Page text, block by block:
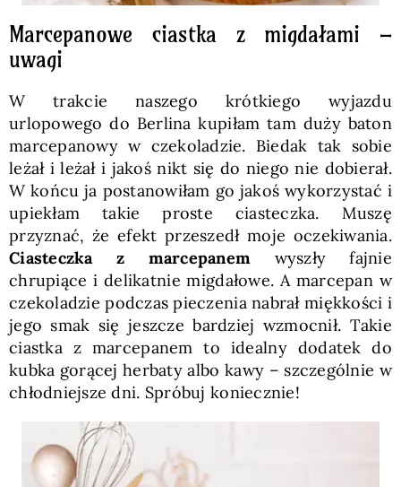
Marcepanowe ciastka z migdałami –
uwagi
W trakcie naszego krótkiego wyjazdu
urlopowego do Berlina kupiłam tam duży baton
marcepanowy w czekoladzie. Biedak tak sobie
leżał i leżał i jakoś nikt się do niego nie dobierał.
W końcu ja postanowiłam go jakoś wykorzystać i
upiekłam takie proste ciasteczka. Muszę
przyznać, że efekt przeszedł moje oczekiwania.
Ciasteczka z marcepanem wyszły fajnie
chrupiące i delikatnie migdałowe. A marcepan w
czekoladzie podczas pieczenia nabrał miękkości i
jego smak się jeszcze bardziej wzmocnił. Takie
ciastka z marcepanem to idealny dodatek do
kubka gorącej herbaty albo kawy – szczególnie w
chłodniejsze dni. Spróbuj koniecznie!